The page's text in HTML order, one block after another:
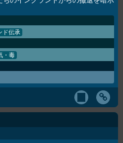
ド伝承
・毒